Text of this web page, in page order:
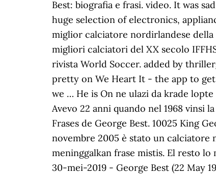
Best: biografia e frasi. video. It was
huge selection of electronics,
miglior calciatore nordirlandese
migliori calciatori del XX secolo
rivista World Soccer. added by
pretty on We Heart It - the app to
we … He is On ne ulazi da krade
Avevo 22 anni quando nel 1968 vinsi
Frases de George Best. 10025 King
novembre 2005 è stato un calciatore
meninggalkan frase mistis. El resto lo
30-mei-2019 - George Best (22 May